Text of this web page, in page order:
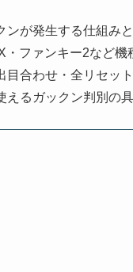
ンが発生する仕組み
・ファンキー2など
目合わせ・全リセッ
えるガックン判別の